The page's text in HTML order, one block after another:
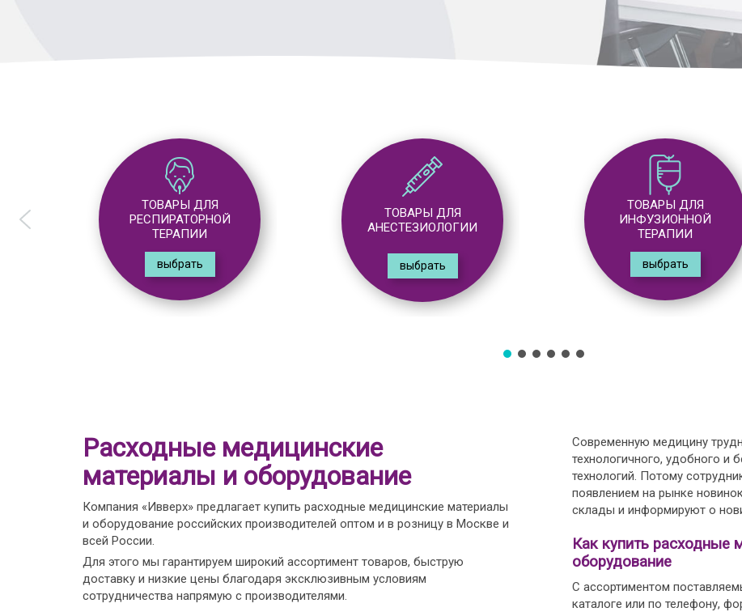
ТОВАРЫ ДЛЯ
АНЕСТЕЗИОЛОГИИ
выбрать
ТОВАРЫ ДЛЯ
ИНФУЗИОННОЙ
ТЕРАПИИ
выбрать
ТОВАРЫ ДЛЯ
ХИРУРГИИ
выбрать
Расходные медицинские
материалы и оборудование
Компания «Ивверх» предлагает купить расходные медицинские материалы
и оборудование российских производителей оптом и в розницу в Москве и
всей России.
Для этого мы гарантируем широкий ассортимент товаров, быструю
доставку и низкие цены благодаря эксклюзивным условиям
сотрудничества напрямую с производителями.
Современную медицину
технологичного, удобного и
технологий. Потому
появлением на рынке
склады и информируют о
Как купить расходные
оборудование
С ассортиментом
каталоге или по телефону,